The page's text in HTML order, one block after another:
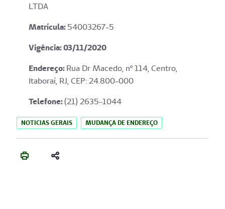
LTDA
Matrícula:54003267-5
Vigência: 03/11/2020
Endereço:Rua Dr Macedo, nº 114, Centro,
Itaboraí, RJ, CEP: 24.800-000
Telefone:(21) 2635-1044
NOTICIAS GERAIS MUDANÇA DE ENDEREÇO